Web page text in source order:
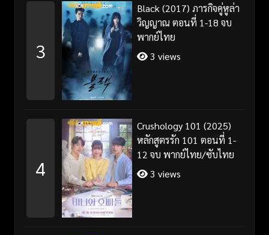
3
Black (2017) ภารกิจคู่หูล่า
วิญญาณ ตอนที่ 1-18 จบ
พากย์ไทย
3 views
4
Crushology 101 (2025)
หลักสูตรรัก 101 ตอนที่ 1-
12 จบ พากย์ไทย/ซับไทย
3 views